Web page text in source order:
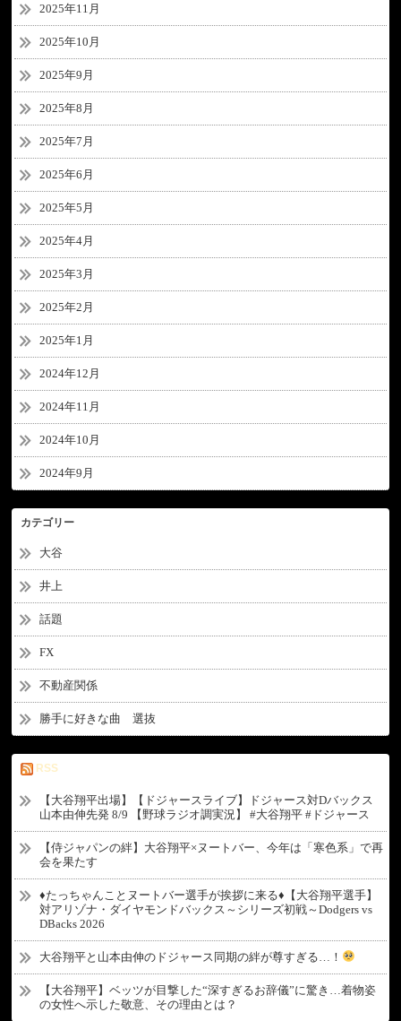
2025年11月
2025年10月
2025年9月
2025年8月
2025年7月
2025年6月
2025年5月
2025年4月
2025年3月
2025年2月
2025年1月
2024年12月
2024年11月
2024年10月
2024年9月
カテゴリー
大谷
井上
話題
FX
不動産関係
勝手に好きな曲 選抜
RSS
【大谷翔平出場】【ドジャースライブ】ドジャース対Dバックス
山本由伸先発 8/9 【野球ラジオ調実況】 #大谷翔平 #ドジャース
【侍ジャパンの絆】大谷翔平×ヌートバー、今年は「寒色系」で再
会を果たす
♦たっちゃんことヌートバー選手が挨拶に来る♦【大谷翔平選手】
対アリゾナ・ダイヤモンドバックス～シリーズ初戦～Dodgers vs
DBacks 2026
大谷翔平と山本由伸のドジャース同期の絆が尊すぎる…！
【大谷翔平】ベッツが目撃した“深すぎるお辞儀”に驚き…着物姿
の女性へ示した敬意、その理由とは？